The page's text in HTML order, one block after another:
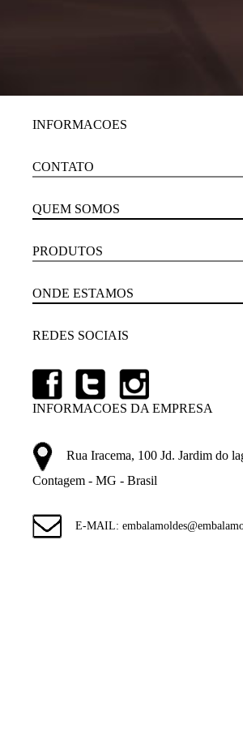
INFORMACOES
CONTATO
QUEM SOMOS
PRODUTOS
ONDE ESTAMOS
REDES SOCIAIS
INFORMACOES DA EMPRESA
Rua Iracema, 100 Jd. Jardim do
Contagem - MG - Brasil
E-MAIL: